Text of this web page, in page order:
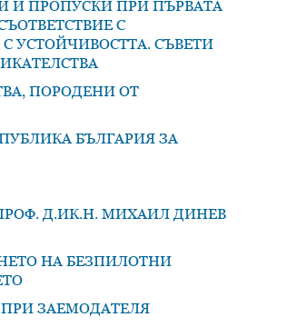
ПРОПУСКИ ПРИ ПЪРВАТА
С
УСТОЙЧИВОСТТА. СЪВЕТИ
ПОРОДЕНИ ОТ
БЪЛГАРИЯ ЗА
Д.ИК.Н. МИХАИЛ ДИНЕВ
НА БЕЗПИЛОТНИ
ЗАЕМОДАТЕЛЯ